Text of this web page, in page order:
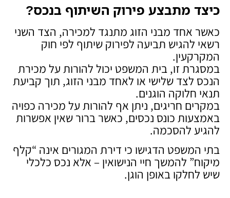
כיצד מתבצע פירוק השיתוף בנכס?
כאשר אחד מבני הזוג מתנגד למכירה, הצד השני
רשאי להגיש תביעה לפירוק שיתוף לפי חוק
המקרקעין.
במסגרת זו, בית המשפט יכול להורות על מכירת
הנכס לצד שלישי או לאחד מבני הזוג, תוך קביעת
תנאי חלוקה הוגנים.
במקרים חריגים, ניתן אף להורות על מכירה כפויה
באמצעות כונס נכסים, כאשר ברור שאין אפשרות
להגיע להסכמה.
בתי המשפט הדגישו כי דירת המגורים אינה “קלף
מיקוח” להמשך חיי הנישואין – אלא נכס כלכלי
שיש לחלקו באופן הוגן.